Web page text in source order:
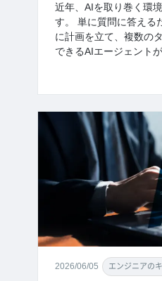
近年、AIを取り巻く環
す。 単に質問に答える
に計画を立て、複数の
できるAIエージェント
2026/06/05 エンジニアの